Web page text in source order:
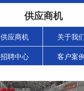
供应商机
供应商机 关于我
招聘中心 客户案例